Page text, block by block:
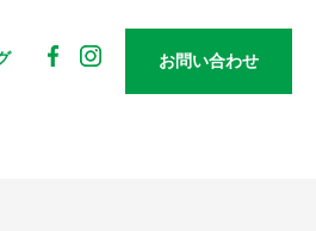
お問い合わせ